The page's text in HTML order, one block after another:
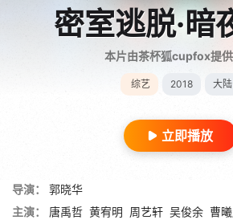
密室逃脱·暗
本片由茶杯狐cupfox提
综艺 2018 大陆
立即播放
导演：
郭晓华
主演：
唐禹哲 黄宥明 周艺轩 吴俊余 曹